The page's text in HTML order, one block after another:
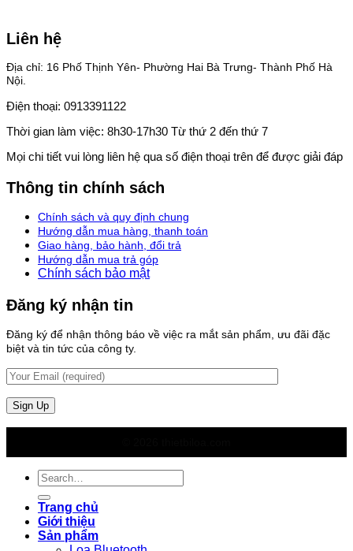
Liên hệ
Địa chỉ: 16 Phố Thịnh Yên- Phường Hai Bà Trưng- Thành Phố Hà
Nội.
Điện thoại: 0913391122
Thời gian làm việc: 8h30-17h30 Từ thứ 2 đến thứ 7
Mọi chi tiết vui lòng liên hệ qua số điện thoại trên để được giải đáp
Thông tin chính sách
Chính sách và quy định chung
Hướng dẫn mua hàng, thanh toán
Giao hàng, bảo hành, đổi trả
Hướng dẫn mua trả góp
Chính sách bảo mật
Đăng ký nhận tin
Đăng ký để nhận thông báo về việc ra mắt sản phẩm, ưu đãi đặc
biệt và tin tức của công ty.
Search
for:
Trang chủ
Giới thiệu
Sản phẩm